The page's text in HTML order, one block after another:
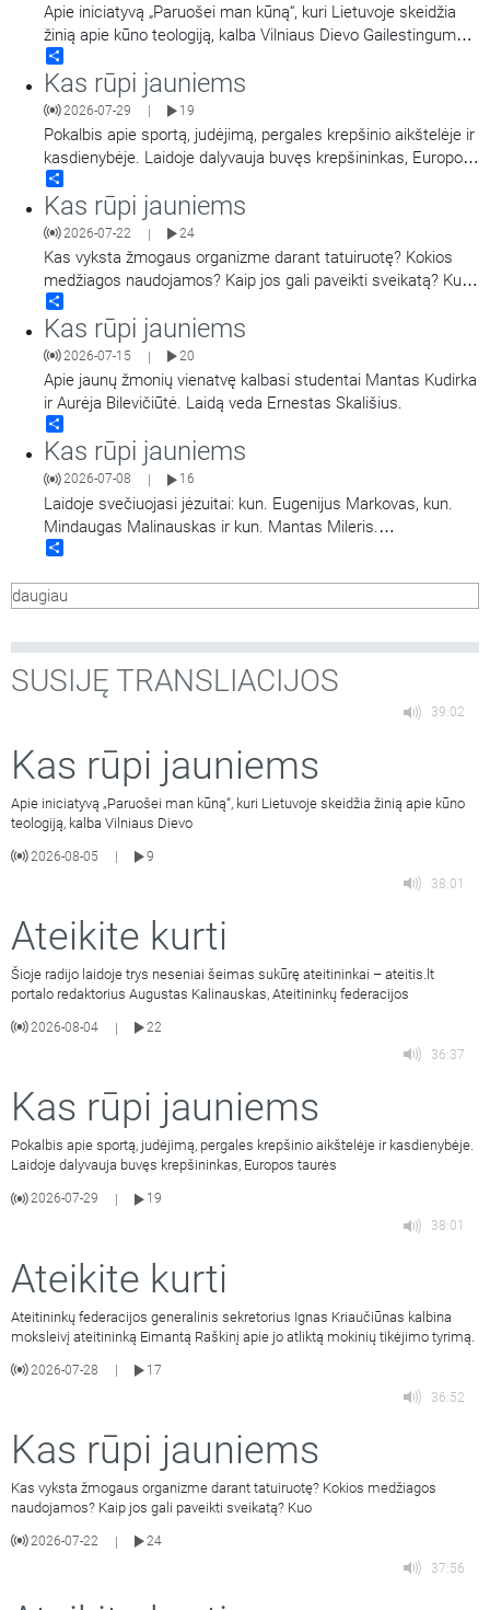
Apie iniciatyvą „Paruošei man kūną“, kuri Lietuvoje skeidžia
žinią apie kūno teologiją, kalba Vilniaus Dievo Gailestingumo
šventovės jaunimas.
Kas rūpi jauniems
2026-07-29 19
Pokalbis apie sportą, judėjimą, pergales krepšinio aikštelėje ir
kasdienybėje. Laidoje dalyvauja buvęs krepšininkas, Europos
taurės laimėtojas, tris kartus LKL čempionas, tris kartus LKL
oro karalius, dabar – krepšinio treneris Darius Sirtautas.
Laidą veda Jonas Tamulis. Antroje laidos dalyje tais pačiais
klausimais kalbinamas jaunimas …
Kas rūpi jauniems
2026-07-22 | 24
Kas vyksta žmogaus organizme darant tatuiruotę? Kokios
medžiagos naudojamos? Kaip jos gali paveikti sveikatą? Kuo
rizikuoja žmonės jas darydamiesi ir šalindami? Pasakoja
Vilniaus Santaros klinikų Dermatovenerologijos centro
vadovas, gydytojas dermatovenerologas dr. Tadas Raudonis.
Kalbina Regina Statkuvienė.
Kas rūpi jauniems
2026-07-15 | 20
Apie jaunų žmonių vienatvę kalbasi studentai Mantas Kudirka
ir Aurėja Bilevičiūtė. Laidą veda Ernestas Skališius.
Kas rūpi jauniems
2026-07-08 16
Laidoje svečiuojasi jėzuitai: kun. Eugenijus Markovas, kun.
Mindaugas Malinauskas ir kun. Mantas Mileris.
Pristato „Magis“ projektą ir kalbasi apie jaunystę ir viltį.
daugiau
SUSIJĘ TRANSLIACIJOS
39:02
Kas rūpi jauniems
Apie iniciatyvą „Paruošei man kūną“, kuri Lietuvoje skeidžia žinią apie kūno
teologiją, kalba Vilniaus Dievo
2026-08-05
9
38:01
Ateikite kurti
Šioje radijo laidoje trys neseniai šeimas sukūrę ateitininkai – ateitis.lt
portalo redaktorius Augustas Kalinauskas, Ateitininkų federacijos
2026-08-04 |
22
36:37
Kas rūpi jauniems
Pokalbis apie sportą, judėjimą, pergales krepšinio aikštelėje ir kasdienybėje.
Laidoje dalyvauja buvęs krepšininkas, Europos taurės
2026-07-29
19
38:01
Ateikite kurti
Ateitininkų federacijos generalinis sekretorius Ignas Kriaučiūnas kalbina
moksleivį ateitininką Eimantą Raškinį apie jo atliktą mokinių tikėjimo tyrimą.
2026-07-28
17
36:52
Kas rūpi jauniems
Kas vyksta žmogaus organizme darant tatuiruotę? Kokios medžiagos
naudojamos? Kaip jos gali paveikti sveikatą? Kuo
2026-07-22 |
24
37:56